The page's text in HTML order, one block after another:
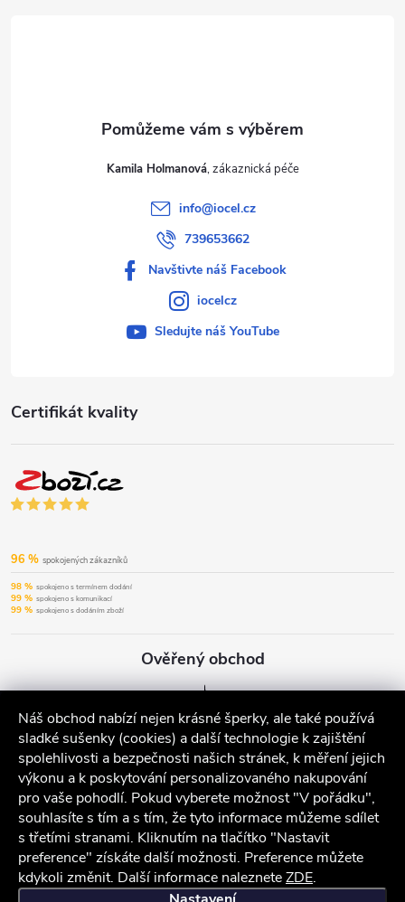
Náš obchod nabízí nejen krásné šperky, ale také používá
sladké sušenky (cookies) a další technologie k zajištění
spolehlivosti a bezpečnosti našich stránek, k měření jejich
výkonu a k poskytování personalizovaného nakupování
pro vaše pohodlí. Pokud vyberete možnost "V pořádku",
souhlasíte s tím a s tím, že tyto informace můžeme sdílet
s třetími stranami. Kliknutím na tlačítko "Nastavit
preference" získáte další možnosti. Preference můžete
kdykoli změnit. Další informace nalezneteZDE.
Certifikát kvality
96 % spokojených zákazníků
98 % spokojeno s termínem dodání
99 % spokojeno s komunikací
99 % spokojeno s dodáním zboží
Ověřený obchod
Kamila Holmanová
info@iocel.cz
739653662
Navštivte náš Facebook
iocelcz
Sledujte náš YouTube
iocel.cz Obchodní podmínky Ochrana osobních údajů